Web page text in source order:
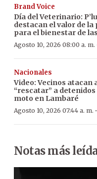
Brand Voice
Día del Veterinario:
destacan el valor de
para el bienestar de
Agosto 10, 2026 08:00 a. m.
Nacionales
Video: Vecinos atacan
“rescatar” a
moto en Lambaré
Agosto 10, 2026 07:44 a. m. ·
Notas más